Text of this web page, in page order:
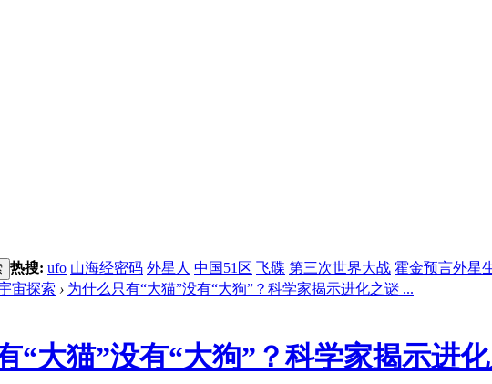
热搜: ufo 山海经密码 外星人 中国51区 飞碟 第三次世界大战 霍金预言外星
宙探索 › 为什么只有“大猫”没有“大狗”？科学家揭示进化之谜 ...
“大猫”没有“大狗”？科学家揭示进